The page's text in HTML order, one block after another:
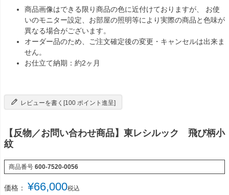
商品画像はできる限り商品の色に近付けておりますが、 お使
いのモニター設定、お部屋の照明等により実際の商品と色味が
異なる場合がございます。
オーダー品のため、ご注文確定後の変更・キャンセルは出来ま
せん。
お仕立て納期：約2ヶ月
レビューを書く[100 ポイント進呈]
【反物／お問い合わせ商品】東レシルック 飛び柄小
紋
商品番号 600-7520-0056
価格： ¥66,000税込